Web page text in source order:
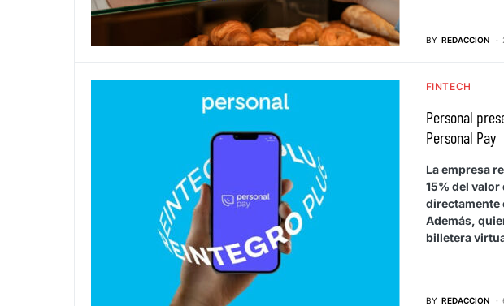
BY REDACCION
FINTECH
Personal
Personal Pay
La empresa
15% del
directamente
Además,
billetera
BY REDACCION